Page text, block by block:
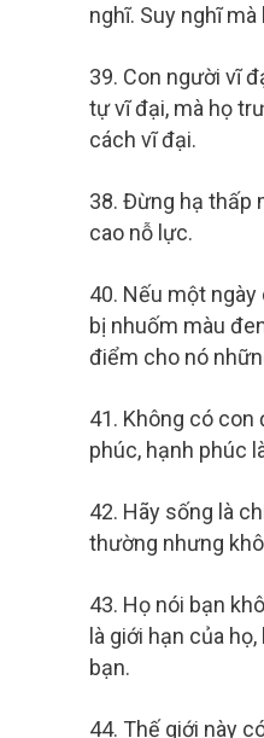
nghĩ. Suy nghĩ
39. Con người vĩ
tự vĩ đại, mà họ
cách vĩ đại.
38. Đừng hạ thấp
cao nỗ lực.
40. Nếu một
bị nhuốm màu
điểm cho nó
41. Không có
phúc, hạnh phúc
42. Hãy sống là
thường nhưng
43. Họ nói bạn
là giới hạn của
bạn.
44. Thế giới này